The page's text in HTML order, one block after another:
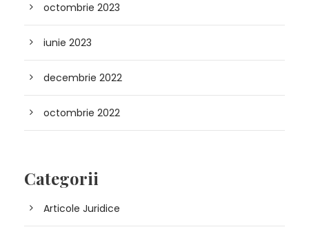
octombrie 2023
iunie 2023
decembrie 2022
octombrie 2022
Categorii
Articole Juridice